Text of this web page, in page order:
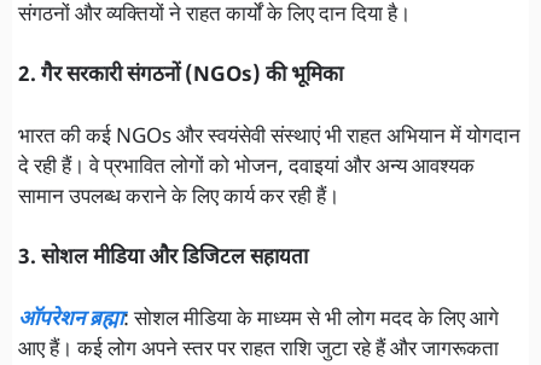
संगठनों और व्यक्तियों ने राहत कार्यों के लिए दान दिया है।
2. गैर सरकारी संगठनों (NGOs) की भूमिका
भारत की कई NGOs और स्वयंसेवी संस्थाएं भी राहत अभियान में योगदान
दे रही हैं। वे प्रभावित लोगों को भोजन, दवाइयां और अन्य आवश्यक
सामान उपलब्ध कराने के लिए कार्य कर रही हैं।
3. सोशल मीडिया और डिजिटल सहायता
ऑपरेशन ब्रह्मा: सोशल मीडिया के माध्यम से भी लोग मदद के लिए आगे
आए हैं। कई लोग अपने स्तर पर राहत राशि जुटा रहे हैं और जागरूकता